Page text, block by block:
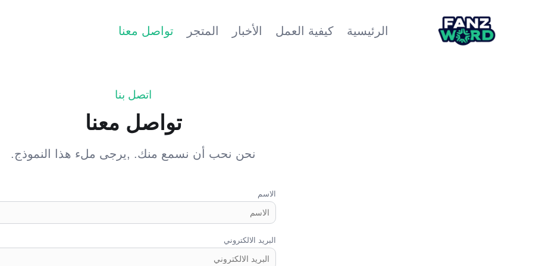
الرئيسية كيفية العمل الأخبار المتجر تواصل معنا
اتصل بنا
تواصل معنا
نحن نحب أن نسمع منك. ,يرجى ملء هذا النموذج.
الاسم
البريد الالكتروني